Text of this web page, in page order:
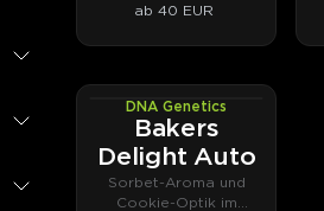
ab 40 EUR
AUTOFEM
DNA Genetics
Bakers
Delight Auto
Sorbet-Aroma und
Cookie-Optik im